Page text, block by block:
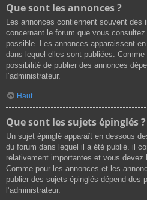
Que sont les annonces ?
Les annonces contiennent souvent des
concernant le forum que vous
possible. Les annonces apparaissent
dans lequel elles sont publiées.
possibilité de publier des annonces
l’administrateur.
Haut
Que sont les sujets épinglés ?
Un sujet épinglé apparaît en dessous
du forum dans lequel il a été publié. il
relativement importantes et vous devez
Comme pour les annonces et les
publier des sujets épinglés dépend des
l’administrateur.